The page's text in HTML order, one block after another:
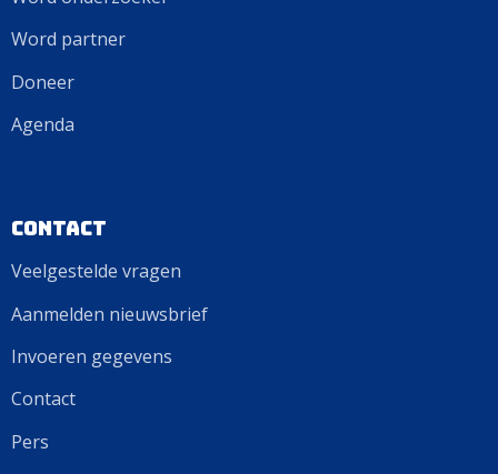
Word partner
Doneer
Agenda
Contact
Veelgestelde vragen
Aanmelden nieuwsbrief
Invoeren gegevens
Contact
Pers